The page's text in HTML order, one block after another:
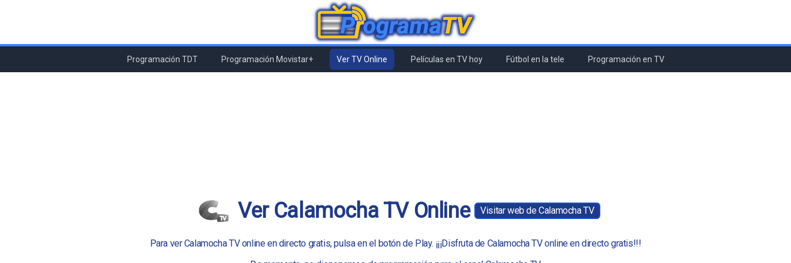
Programación TDT Programación Movistar+ Ver TV Online Películas en TV hoy Fútbol en la tele Programación en TV
Ver Calamocha TV Online Visitar web de Calamocha TV
Para ver Calamocha TV online en directo gratis, pulsa en el botón de Play. ¡¡¡Disfruta de Calamocha TV online en directo gratis!!!